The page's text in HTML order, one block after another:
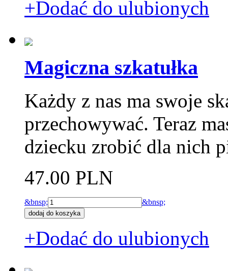
+Dodać do ulubionych
Magiczna szkatułka
Każdy z nas ma swoje
przechowywać. Teraz
dziecku zrobić dla nich
47.00 PLN
&bnsp; &bnsp;
+Dodać do ulubionych